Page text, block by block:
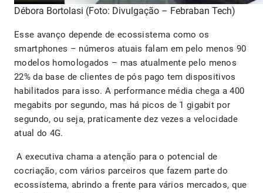
Débora Bortolasi (Foto: Divulgação – Febraban Tech)
Esse avanço depende de ecossistema como os
smartphones – números atuais falam em pelo menos 90
modelos homologados – mas atualmente pelo menos
22% da base de clientes de pós pago tem dispositivos
habilitados para isso. A performance média chega a 400
megabits por segundo, mas há picos de 1 gigabit por
segundo, ou seja, praticamente dez vezes a velocidade
atual do 4G.
A executiva chama a atenção para o potencial de
cocriação, com vários parceiros que fazem parte do
ecossistema, abrindo a frente para vários mercados, que